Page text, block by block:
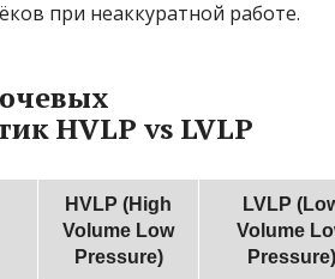
при неаккуратной работе.
HVLP vs LVLP
HVLP (High
Volume Low
Pressure)
LVLP
Volume